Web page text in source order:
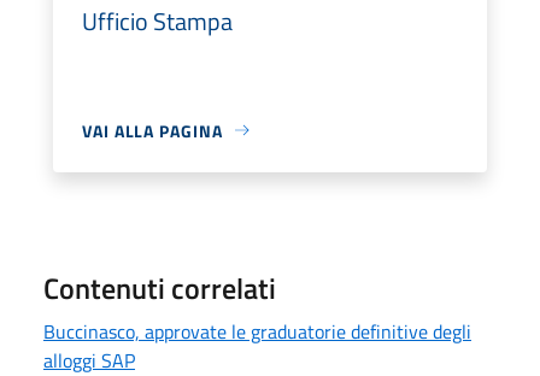
Ufficio Stampa
VAI ALLA PAGINA
Contenuti correlati
Buccinasco, approvate le graduatorie definitive degli
alloggi SAP